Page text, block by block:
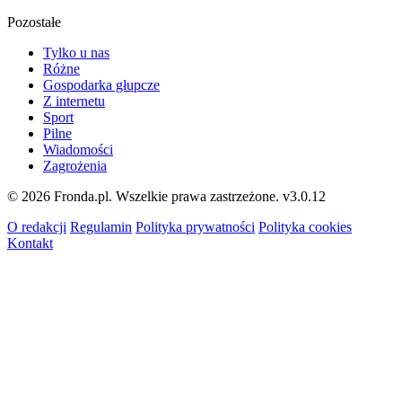
Pozostałe
Tylko u nas
Różne
Gospodarka głupcze
Z internetu
Sport
Pilne
Wiadomości
Zagrożenia
© 2026 Fronda.pl. Wszelkie prawa zastrzeżone. v3.0.12
O redakcji Regulamin Polityka prywatności Polityka cookies
Kontakt